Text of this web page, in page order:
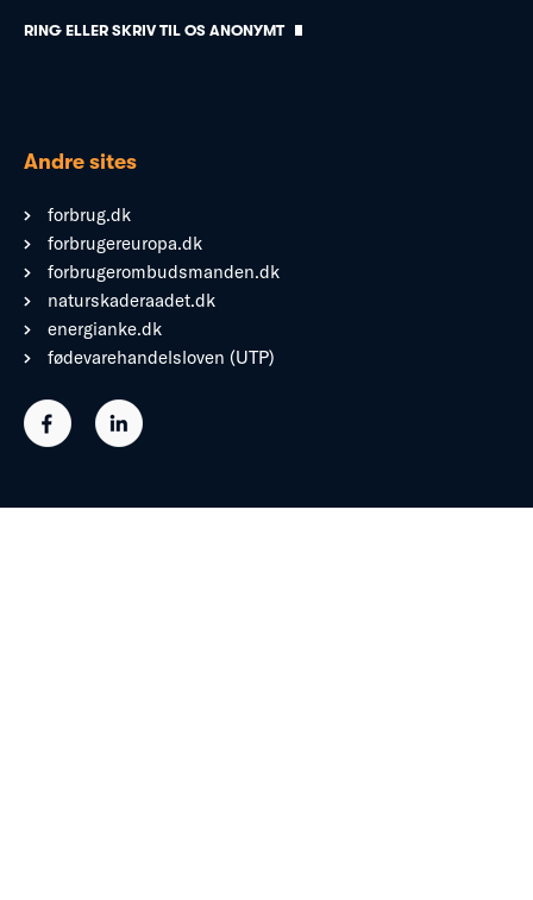
RING ELLER SKRIV TIL OS ANONYMT
Andre sites
forbrug.dk
forbrugereuropa.dk
forbrugerombudsmanden.dk
naturskaderaadet.dk
energianke.dk
fødevarehandelsloven (UTP)